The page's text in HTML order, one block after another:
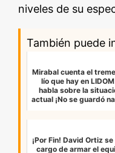
niveles de su
También puede
Mirabal cuenta el
lío que hay en
habla sobre la
actual ¡No se guardó
¡Por Fin! David Ortiz se
cargo de armar el